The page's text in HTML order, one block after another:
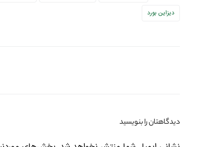
دیزاین بورد
دیدگاهتان را بنویسید